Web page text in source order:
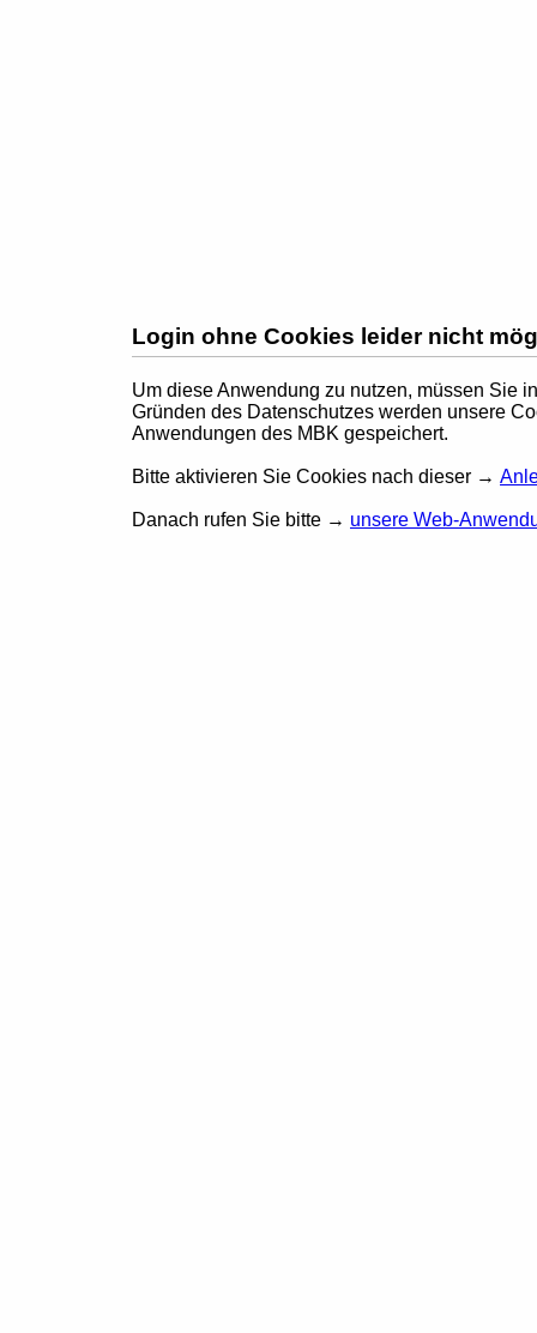
Login ohne Cookies leider nicht
Um diese Anwendung zu nutzen, müssen Sie
Gründen des Datenschutzes werden unsere
Anwendungen des MBK gespeichert.
Bitte aktivieren Sie Cookies nach dieser →
Danach rufen Sie bitte → unsere Web-